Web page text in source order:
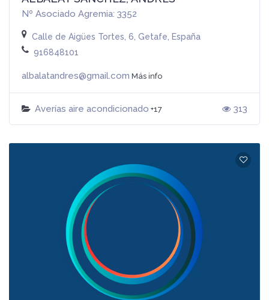
Nº Asociado Agremia: 3352
Calle de Aigües Tortes, 6, Getafe, España
916848101
albalatandres@gmail.com Más info
Averías aire acondicionado +17 313